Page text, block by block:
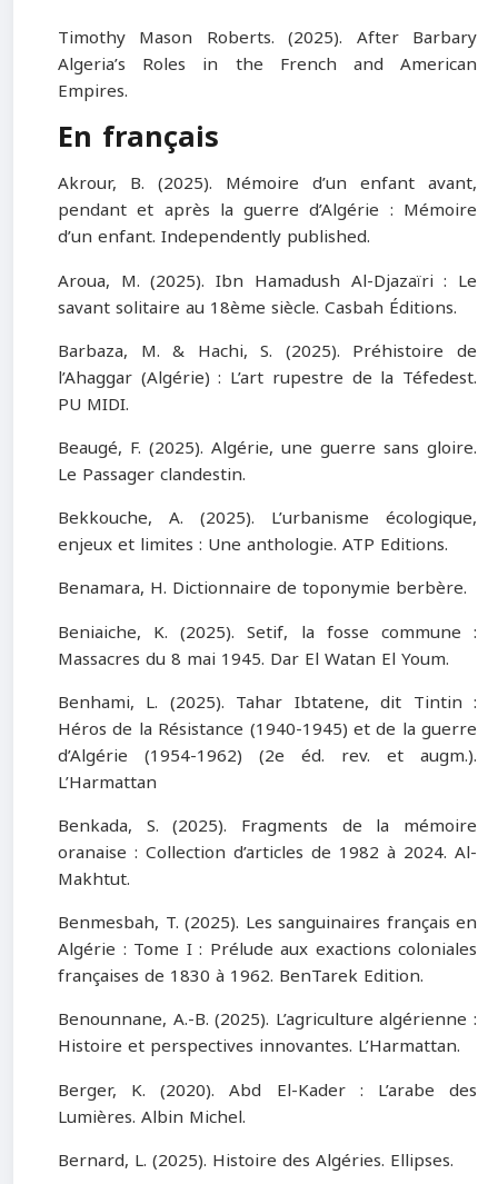
Timothy Mason Roberts. (2025). After Barbary
Algeria’s Roles in the French and American
Empires.
En français
Akrour, B. (2025). Mémoire d’un enfant avant,
pendant et après la guerre d’Algérie : Mémoire
d’un enfant. Independently published.
Aroua, M. (2025). Ibn Hamadush Al-Djazaïri : Le
savant solitaire au 18ème siècle. Casbah Éditions.
Barbaza, M. & Hachi, S. (2025). Préhistoire de
l’Ahaggar (Algérie) : L’art rupestre de la Téfedest.
PU MIDI.
Beaugé, F. (2025). Algérie, une guerre sans gloire.
Le Passager clandestin.
Bekkouche, A. (2025). L’urbanisme écologique,
enjeux et limites : Une anthologie. ATP Editions.
Benamara, H. Dictionnaire de toponymie berbère.
Beniaiche, K. (2025). Setif, la fosse commune :
Massacres du 8 mai 1945. Dar El Watan El Youm.
Benhami, L. (2025). Tahar Ibtatene, dit Tintin :
Héros de la Résistance (1940-1945) et de la guerre
d’Algérie (1954-1962) (2e éd. rev. et augm.).
L’Harmattan
Benkada, S. (2025). Fragments de la mémoire
oranaise : Collection d’articles de 1982 à 2024. Al-
Makhtut.
Benmesbah, T. (2025). Les sanguinaires français en
Algérie : Tome I : Prélude aux exactions coloniales
françaises de 1830 à 1962. BenTarek Edition.
Benounnane, A.-B. (2025). L’agriculture algérienne :
Histoire et perspectives innovantes. L’Harmattan.
Berger, K. (2020). Abd El-Kader : L’arabe des
Lumières. Albin Michel.
Bernard, L. (2025). Histoire des Algéries. Ellipses.